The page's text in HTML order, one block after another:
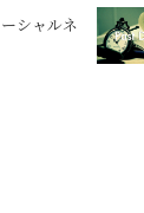
シャルネ